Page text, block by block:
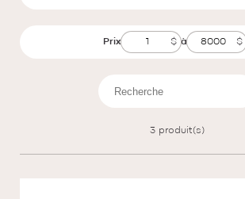
Prix à
3 produit(s)